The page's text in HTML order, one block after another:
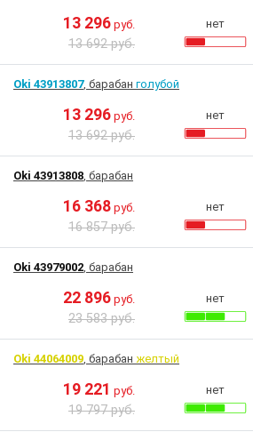
13 296 руб.
13 692 руб.
нет
Oki 43913807, барабан голубой
13 296 руб.
13 692 руб.
нет
Oki 43913808, барабан
16 368 руб.
16 857 руб.
нет
Oki 43979002, барабан
22 896 руб.
23 583 руб.
нет
Oki 44064009, барабан желтый
19 221 руб.
19 797 руб.
нет